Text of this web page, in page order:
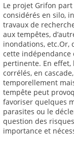
Le projet Grifon
considérés en silo,
travaux de
aux tempêtes,
inondations, etc.Or,
cette indépendance
pertinente. En
corrélés, en
temporellement
tempête peut
favoriser quelques
parasites ou le
question des
importance et